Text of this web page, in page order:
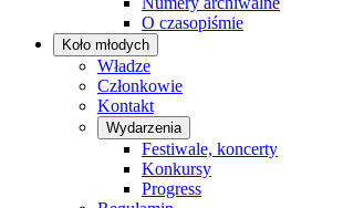
O czasopiśmie
Koło młodych
Władze
Członkowie
Kontakt
Wydarzenia
Festiwale, koncerty
Konkursy
Progress